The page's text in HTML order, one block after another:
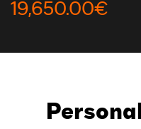
19,650.00€